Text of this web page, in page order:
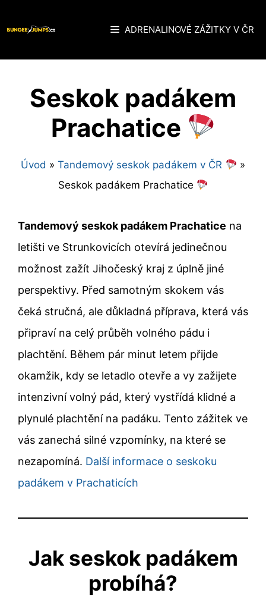
na
ADRENALINOVÉ ZÁŽITKY V ČR
Seskok padákem
Prachatice
Úvod »Tandemový seskok padákem v ČR
»
Seskok padákem Prachatice
Tandemový seskok padákem Prachatice na
letišti ve Strunkovicích otevírá jedinečnou
možnost zažít Jihočeský kraj z úplně jiné
perspektivy. Před samotným skokem vás
čeká stručná, ale důkladná příprava, která vás
připraví na celý průběh volného pádu i
plachtění. Během pár minut letem přijde
okamžik, kdy se letadlo otevře a vy zažijete
intenzivní volný pád, který vystřídá klidné a
plynulé plachtění na padáku. Tento zážitek ve
vás zanechá silné vzpomínky, na které se
nezapomíná. Další informace o seskoku
padákem v Prachaticích
Jak seskok padákem
probíhá?